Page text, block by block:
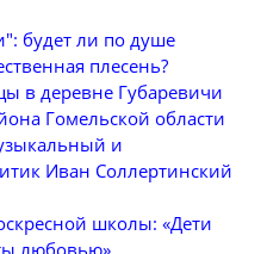
будет ли по душе
плесень?
в деревне Губаревичи
Гомельской области
и
Иван Соллертинский
школы: «Дети
любовью»